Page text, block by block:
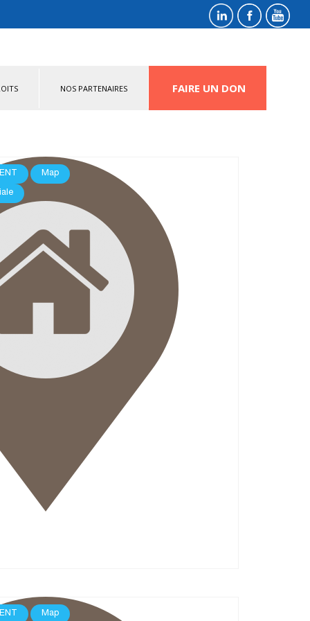
NOS PARTENAIRES FAIRE UN DON
Map
Map